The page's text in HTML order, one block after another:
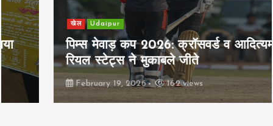
खेल Udaipur
पिम्स मेवाड़ कप 2026: क्रॉसवर्ड व आदित्यम
रियल स्टेट्स ने मुकाबले जीते
February 19, 2026 162 views